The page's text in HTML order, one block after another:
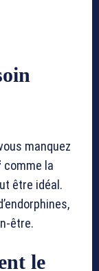
manquez
comme la
être idéal.
être.
le